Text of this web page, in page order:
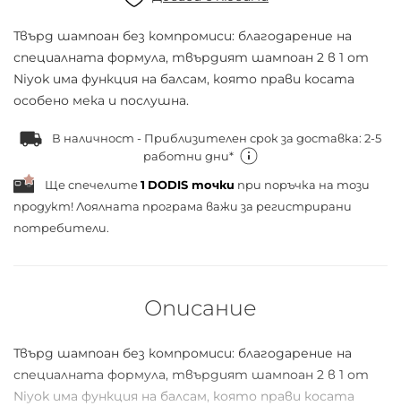
Твърд шампоан без компромиси: благодарение на
специалната формула, твърдият шампоан 2 в 1 от
Niyok има функция на балсам, която прави косата
особено мека и послушна.
В наличност - Приблизителен срок за доставка: 2-5
работни дни*
Ще спечелите1 DODIS точки при поръчка на този
продукт! Лоялната програма важи за регистрирани
потребители.
Описание
Твърд шампоан без компромиси: благодарение на
специалната формула, твърдият шампоан 2 в 1 от
Niyok има функция на балсам, която прави косата